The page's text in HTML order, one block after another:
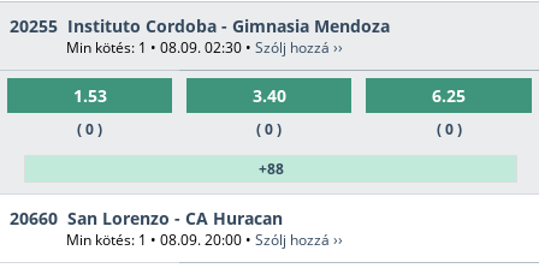
20255 Instituto Cordoba - Gimnasia Mendoza
Min kötés: 1 • 08.09. 02:30 • Szólj hozzá ››
1.53
( 0 )
3.40
( 0 )
6.25
( 0 )
+88
20660 San Lorenzo - CA Huracan
Min kötés: 1 • 08.09. 20:00 • Szólj hozzá ››